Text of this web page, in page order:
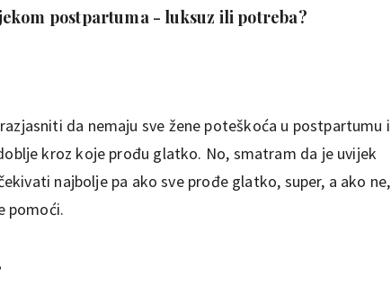
postpartuma - luksuz ili potreba?
da nemaju sve žene poteškoća u postpartumu i
kroz koje prođu glatko. No, smatram da je uvijek
najbolje pa ako sve prođe glatko, super, a ako ne,
pomoći.